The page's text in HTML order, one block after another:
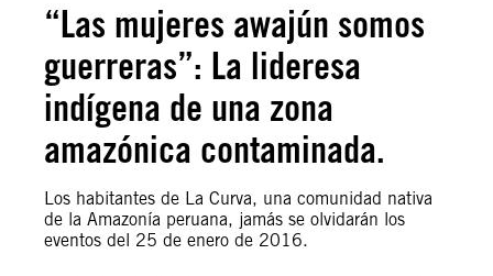
“Las mujeres awajún somos
guerreras”: La lideresa
indígena de una zona
amazónica contaminada.
Los habitantes de La Curva, una comunidad nativa
de la Amazonía peruana, jamás se olvidarán los
eventos del 25 de enero de 2016.